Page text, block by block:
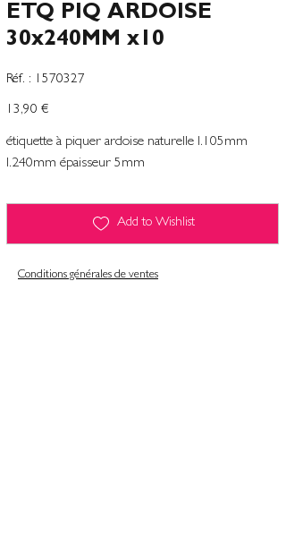
ETQ PIQ ARDOISE
30x240MM x10
Réf. :
SKU
1570327
1570327
Prix
13,90 €
étiquette à piquer ardoise naturelle l.105mm
l.240mm épaisseur 5mm
Add to Wishlist
Conditions générales de ventes